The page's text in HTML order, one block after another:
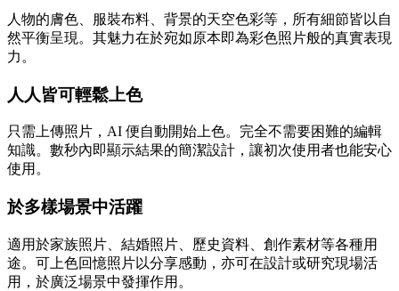
人物的膚色、服裝布料、背景的天空色彩等，所有細節皆以自
然平衡呈現。其魅力在於宛如原本即為彩色照片般的真實表現
力。
人人皆可輕鬆上色
只需上傳照片，AI 便自動開始上色。完全不需要困難的編輯
知識。數秒內即顯示結果的簡潔設計，讓初次使用者也能安心
使用。
於多樣場景中活躍
適用於家族照片、結婚照片、歷史資料、創作素材等各種用
途。可上色回憶照片以分享感動，亦可在設計或研究現場活
用，於廣泛場景中發揮作用。